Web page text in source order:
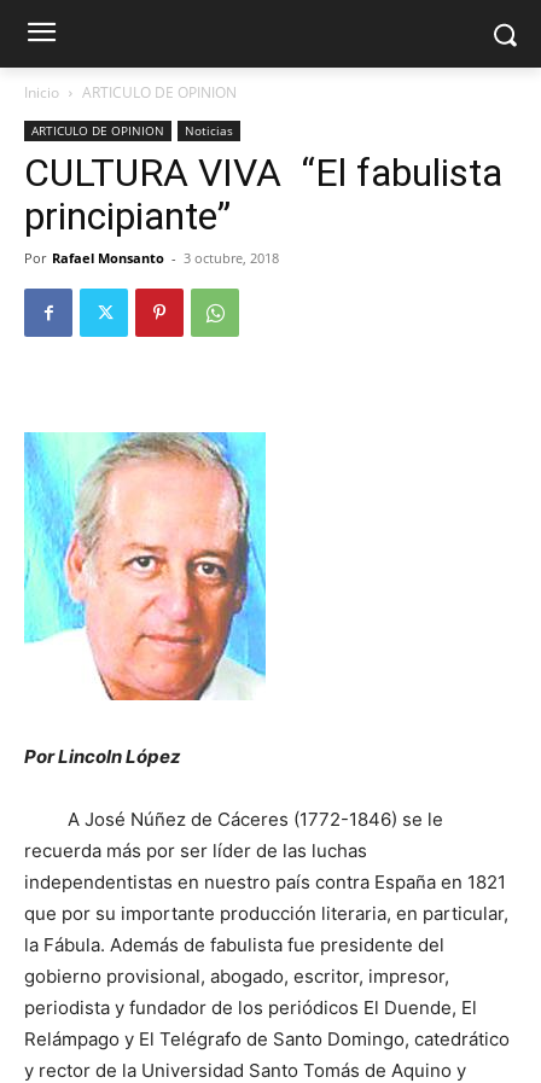
Inicio ARTICULO DE OPINION
ARTICULO DE OPINION Noticias
CULTURA VIVA “El fabulista
principiante”
Por Rafael Monsanto - 3 octubre, 2018
Por Lincoln López
A José Núñez de Cáceres (1772-1846) se le
recuerda más por ser líder de las luchas
independentistas en nuestro país contra España en 1821
que por su importante producción literaria, en particular,
la Fábula. Además de fabulista fue presidente del
gobierno provisional, abogado, escritor, impresor,
periodista y fundador de los periódicos El Duende, El
Relámpago y El Telégrafo de Santo Domingo, catedrático
y rector de la Universidad Santo Tomás de Aquino y